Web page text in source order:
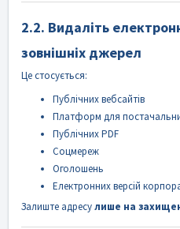
2.2. Видаліть
зовнішніх джерел
Це стосується:
Публічних вебсайтів
Платформ для
Публічних PDF
Соцмереж
Оголошень
Електронних версій
Залиште адресулише на